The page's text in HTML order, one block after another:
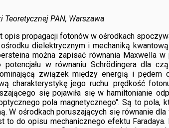
PAN, Warszawa
opis propagacji fotonów w ośrodkach
dielektrycznym i mechaniką
można zapisać równania Maxwella
w równaniu Schrödingera dla
związek między energią i pędem
charakterystykę jego ruchu: prędkość
się pojawiła się w hamiltonianie
pola magnetycznego". Są to pola,
W ośrodkach poruszających się równanie
to do opisu mechanicznego efektu